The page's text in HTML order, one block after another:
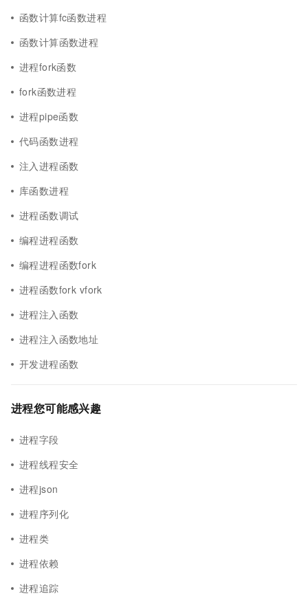
函数计算fc函数进程
函数计算函数进程
进程fork函数
fork函数进程
进程pipe函数
代码函数进程
注入进程函数
库函数进程
进程函数调试
编程进程函数
编程进程函数fork
进程函数fork vfork
进程注入函数
进程注入函数地址
开发进程函数
进程您可能感兴趣
进程字段
进程线程安全
进程json
进程序列化
进程类
进程依赖
进程追踪